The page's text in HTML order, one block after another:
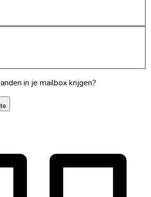
in je mailbox krijgen?